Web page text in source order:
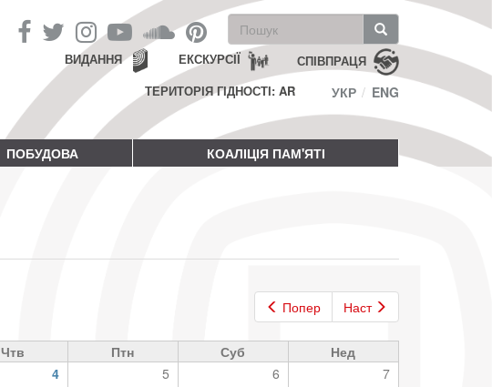
Пошукова
форма
Пошук СПІВПРАЦЯ
ЕКСКУРСІЇ
ВИДАННЯ
ТЕРИТОРІЯ ГІДНОСТІ: AR
УКР ENG
ПОБУДОВА КОАЛІЦІЯ ПАМ'ЯТІ
Попер Наст
Чтв Птн Суб
Нед
4 5 6 7